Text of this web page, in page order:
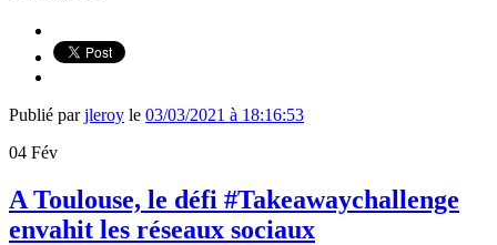
Publié parjleroy le 03/03/2021 à 18:16:53
04 Fév
A Toulouse, le défi #Takeawaychallenge
envahit les réseaux sociaux